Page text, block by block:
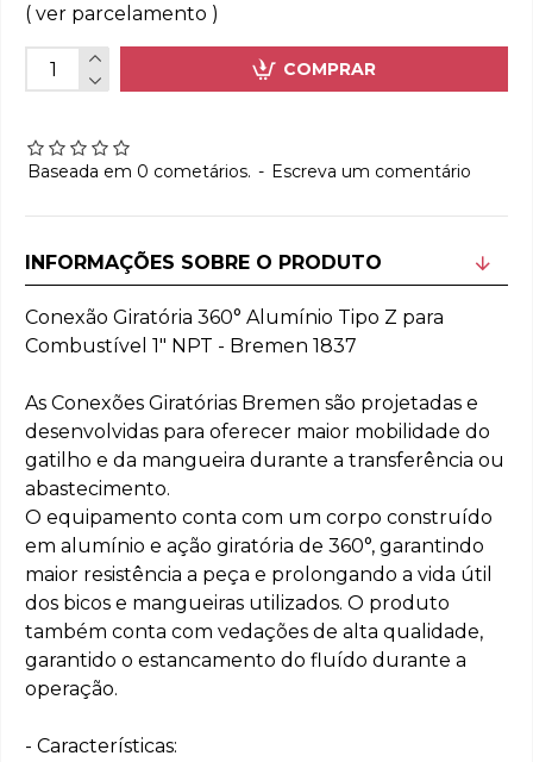
Baseada em 0 cometários. - Escreva um comentário
( ver parcelamento )
COMPRAR
INFORMAÇÕES SOBRE O PRODUTO
Conexão Giratória 360° Alumínio Tipo Z para
Combustível 1" NPT - Bremen 1837
As Conexões Giratórias Bremen são projetadas e
desenvolvidas para oferecer maior mobilidade do
gatilho e da mangueira durante a transferência ou
abastecimento.
O equipamento conta com um corpo construído
em alumínio e ação giratória de 360°, garantindo
maior resistência a peça e prolongando a vida útil
dos bicos e mangueiras utilizados. O produto
também conta com vedações de alta qualidade,
garantido o estancamento do fluído durante a
operação.
- Características: